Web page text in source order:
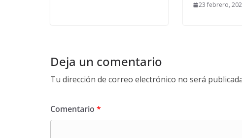
23 febrero,
Deja un comentario
Tu dirección de correo electrónico no será
Comentario *